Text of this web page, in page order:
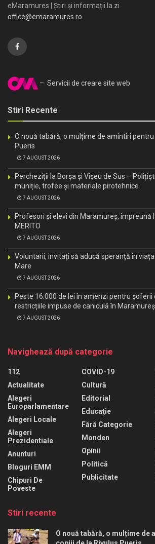
eMaramures | Știri și informații la zi
office@emaramures.ro
– Servicii de creare site web
Stiri Recente
O nouă tabără, o mulțime de amintiri pentru
Pueris
7 AUGUST 2026
Percheziții la Borșa și Vișeu de Sus –
muniție, trofee și materiale pirotehnice
7 AUGUST 2026
Profesori și elevi din Maramureș, împreună
MERITO
7 AUGUST 2026
Voluntarii, invitați să aducă speranță în
Mare
7 AUGUST 2026
Peste 16.000 de lei în amenzi pentru șoferii
restricțiile impuse de caniculă în Maramureș
7 AUGUST 2026
Navighează după categorie
112
Actualitate
Alegeri
Europarlamentare
Alegeri Locale
Alegeri
Prezidentiale
Anunturi
Bloguri EMM
Chipuri De
Poveste
COVID-19
Cultură
Editorial
Educaţie
Fără Categorie
Monden
Opinii
Politică
Publicitate
Stiri recente
O nouă tabără, o mulțime de